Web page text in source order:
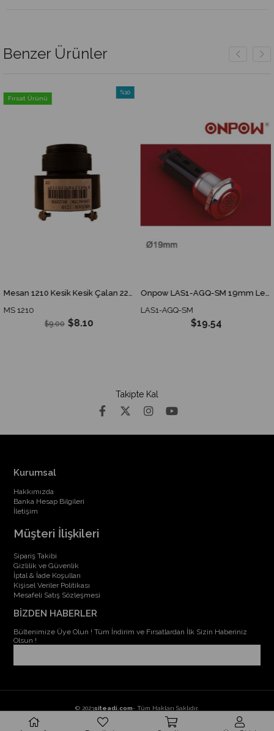
Benzer Ürünler
Mesan 1210 Kesik Kesik Çalan 220 V Buzzer
MS 1210
$8.10
$9.00
%10
Fırsat Ürünü
Onpow LAS1-AGQ-SM 19mm Ledli Metal Buzzer
LAS1-AGQ-SM
$19.54
Takipte Kal
Kurumsal
Hakkımızda
Banka Hesap Bilgileri
İletişim
Müşteri İlişkileri
Sipariş Takibi
Gizlilik ve Güvenlik
İptal & İade Koşulları
Kişisel Veriler Politikası
Mesafeli Satış Sözleşmesi
BİZDEN HABERLER
Bültenimize Üye Olun ! Tüm İndirim ve Fırsatlardan İlk Sizin Haberiniz
Olsun !
© 2023siteadi.com- Tüm Hakları Saklıdır.